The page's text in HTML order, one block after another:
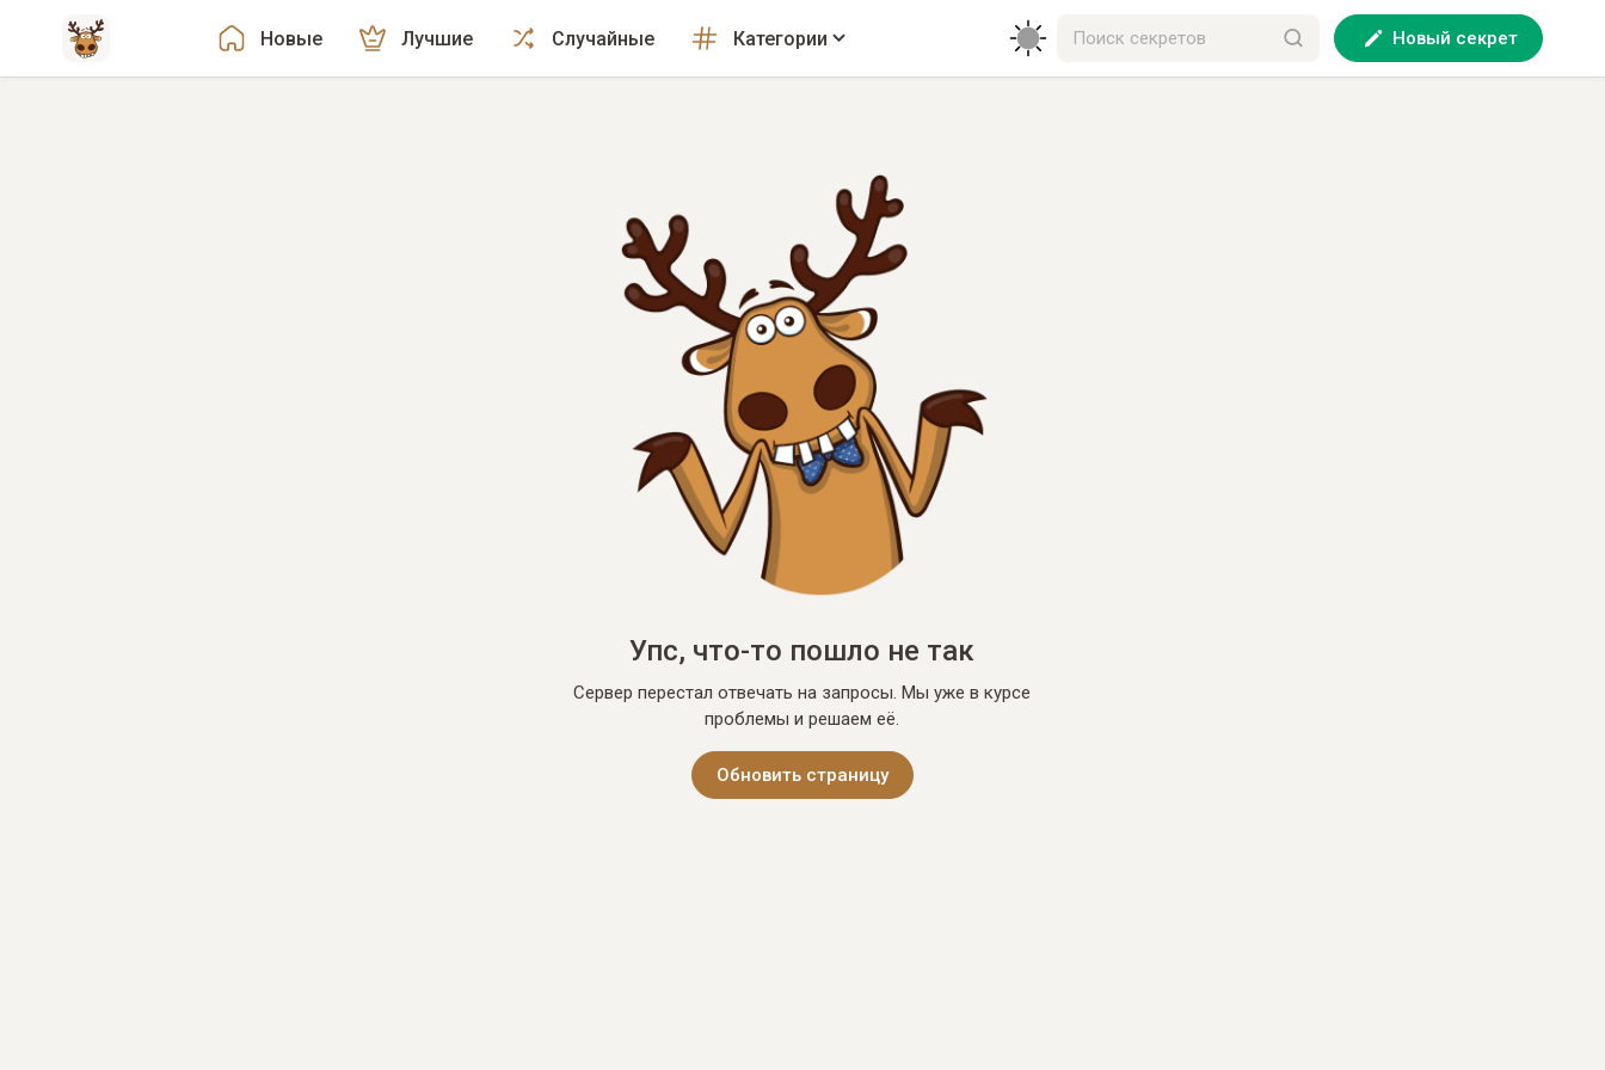
Новые Лучшие Случайные Категории Новый секрет
Упс, что-то пошло не так
Сервер перестал отвечать на запросы. Мы уже в курсе
проблемы и решаем её.
Обновить страницу